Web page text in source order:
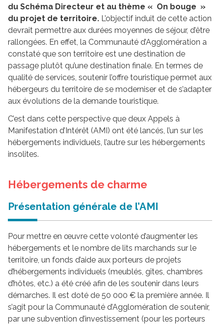
du Schéma Directeur et au thème « On bouge »
du projet de territoire. L’objectif induit de cette action
devrait permettre aux durées moyennes de séjour, d’être
rallongées. En effet, la Communauté d’Agglomération a
constaté que son territoire est une destination de
passage plutôt qu’une destination finale. En termes de
qualité de services, soutenir l’offre touristique permet aux
hébergeurs du territoire de se moderniser et de s’adapter
aux évolutions de la demande touristique.
C’est dans cette perspective que deux Appels à
Manifestation d’Intérêt (AMI) ont été lancés, l’un sur les
hébergements individuels, l’autre sur les hébergements
insolites.
Hébergements de charme
Présentation générale de l’AMI
Pour mettre en œuvre cette volonté d’augmenter les
hébergements et le nombre de lits marchands sur le
territoire, un fonds d’aide aux porteurs de projets
d’hébergements individuels (meublés, gîtes, chambres
d’hôtes, etc.) a été créé afin de les soutenir dans leurs
démarches. Il est doté de 50 000 € la première année. Il
s’agit pour la Communauté d’Agglomération de soutenir,
par une subvention d’investissement (pour les porteurs